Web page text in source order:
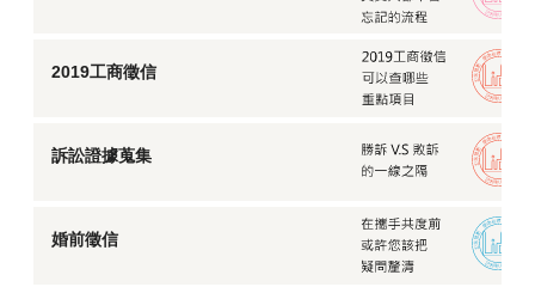
2019工商徵信
訴訟證據蒐集
婚前徵信